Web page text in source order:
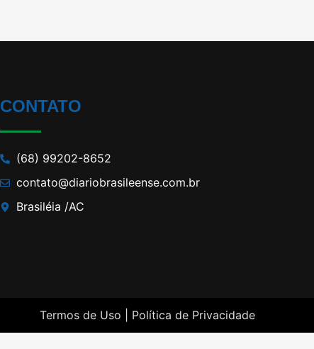
CONTATO
(68) 99202-8652
contato@diariobrasileense.com.br
Brasiléia /AC
Termos de Uso | Política de Privacidade